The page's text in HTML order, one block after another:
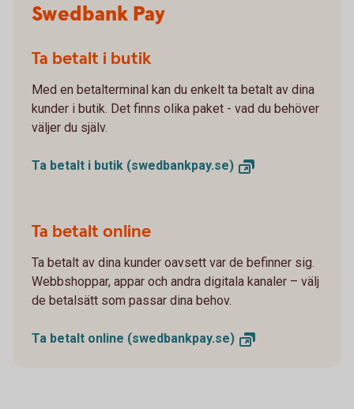
Swedbank Pay
Ta betalt i butik
Med en betalterminal kan du enkelt ta betalt av dina
kunder i butik. Det finns olika paket - vad du behöver
väljer du själv.
Ta betalt i butik (swedbankpay.se)
Ta betalt online
Ta betalt av dina kunder oavsett var de befinner sig.
Webbshoppar, appar och andra digitala kanaler – välj
de betalsätt som passar dina behov.
Ta betalt online (swedbankpay.se)